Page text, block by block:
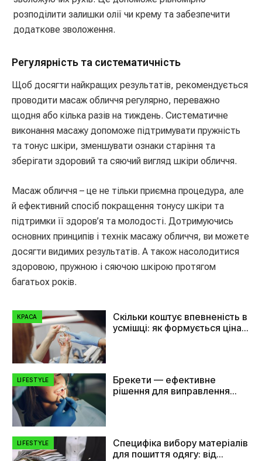
розподілити залишки олії чи крему та забезпечити
додаткове зволоження.
Регулярність та систематичність
Щоб досягти найкращих результатів, рекомендується
проводити масаж обличчя регулярно, переважно
щодня або кілька разів на тиждень. Систематичне
виконання масажу допоможе підтримувати пружність
та тонус шкіри, зменшувати ознаки старіння та
зберігати здоровий та сяючий вигляд шкіри обличчя.
Масаж обличчя – це не тільки приємна процедура, але
й ефективний спосіб покращення тонусу шкіри та
підтримки її здоров’я та молодості. Дотримуючись
основних принципів і технік масажу обличчя, ви можете
досягти видимих результатів. А також насолодитися
здоровою, пружною і сяючою шкірою протягом
багатьох років.
КРАСА
Скільки коштує впевненість в
усмішці: як формується ціна
LIFESTYLE
Брекети — ефективне
рішення для виправлення
LIFESTYLE
Специфіка вибору матеріалів
для пошиття одягу: від